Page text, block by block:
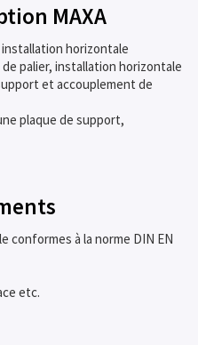
MAXA
horizontale
palier, installation horizontale
et accouplement de
plaque de support,
conformes à la norme DIN EN
etc.